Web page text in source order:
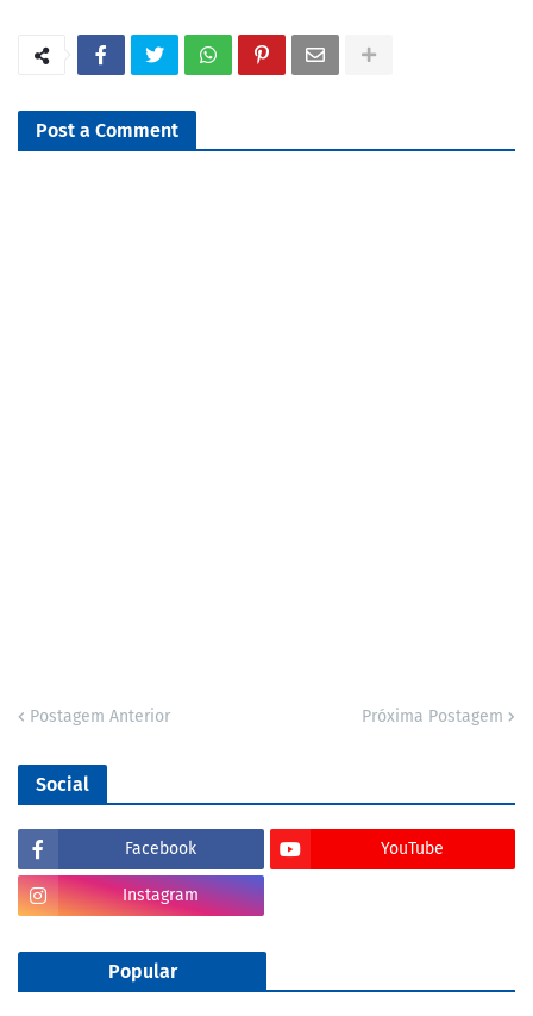
Post a Comment
Postagem Anterior Próxima Postagem
Social
Facebook YouTube
Instagram
Popular